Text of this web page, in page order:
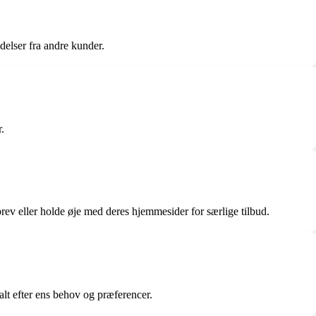
fra andre kunder.
eller holde øje med deres hjemmesider for særlige tilbud.
efter ens behov og præferencer.